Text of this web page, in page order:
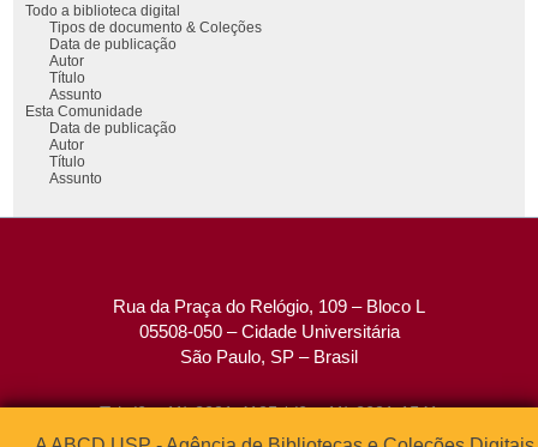
Todo a biblioteca digital
Tipos de documento & Coleções
Data de publicação
Autor
Título
Assunto
Esta Comunidade
Data de publicação
Autor
Título
Assunto
Rua da Praça do Relógio, 109 – Bloco L
05508-050 – Cidade Universitária
São Paulo, SP – Brasil
Tel: (0xx11) 3091-4195 / (0xx11) 3091-1541
Fax: (0xx11) 3091-1567